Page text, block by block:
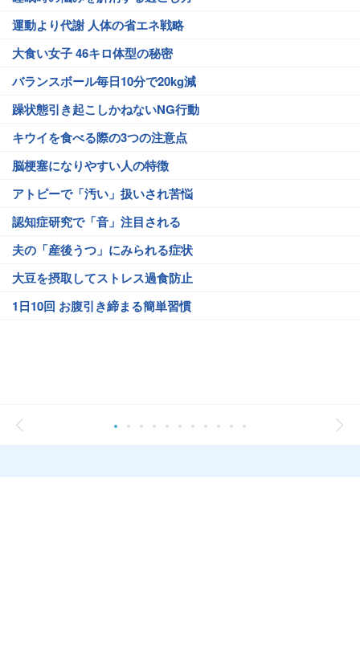
運動より代謝 人体の省エネ戦略
大食い女子 46キロ体型の秘密
バランスボール毎日10分で20kg減
躁状態引き起こしかねないNG行動
キウイを食べる際の3つの注意点
脳梗塞になりやすい人の特徴
アトピーで「汚い」扱いされ苦悩
認知症研究で「音」注目される
夫の「産後うつ」にみられる症状
大豆を摂取してストレス過食防止
1日10回 お腹引き締まる簡単習慣